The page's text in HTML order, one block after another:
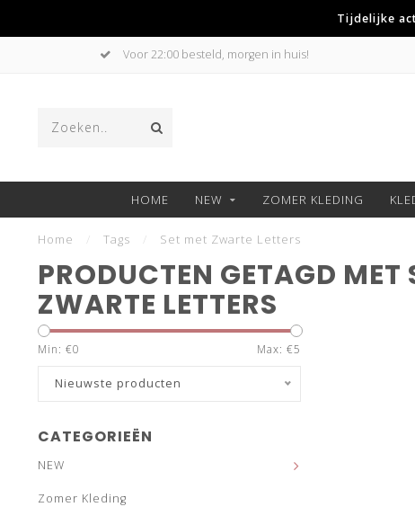
Tijdelijke
Voor 22:00 besteld, morgen in huis!
HOME NEW ZOMER KLEDING
Home Tags Set met Zwarte Letters
PRODUCTEN GETAGD MET
ZWARTE LETTERS
Min: €0 Max: €5
Nieuwste producten
CATEGORIEËN
NEW
Zomer Kleding